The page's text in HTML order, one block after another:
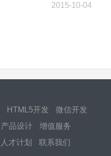
2015-10-04
HTML5开发 微信开发
产品设计 增值服务
人才计划 联系我们